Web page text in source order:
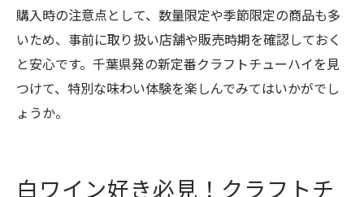
購入時の注意点として、数量限定や季節限定の商品も多
いため、事前に取り扱い店舗や販売時期を確認しておく
と安心です。千葉県発の新定番クラフトチューハイを見
つけて、特別な味わい体験を楽しんでみてはいかがでし
ょうか。
白ワイン好き必見！クラフトチ